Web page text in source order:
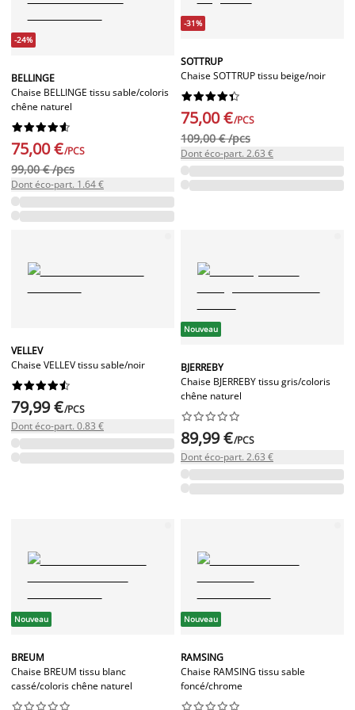
-24%
BELLINGE
Chaise BELLINGE tissu sable/coloris
chêne naturel






75,00 €/PCS
99,00 € /pcs
Dont éco-part. 1.64 €
-31%
SOTTRUP
Chaise SOTTRUP tissu beige/noir






75,00 €/PCS
109,00 € /pcs
Dont éco-part. 2.63 €
VELLEV
Chaise VELLEV tissu sable/noir






79,99 €/PCS
Dont éco-part. 0.83 €
Nouveau
BJERREBY
Chaise BJERREBY tissu gris/coloris
chêne naturel






89,99 €/PCS
Dont éco-part. 2.63 €
Nouveau
BREUM
Chaise BREUM tissu blanc
cassé/coloris chêne naturel






Nouveau
RAMSING
Chaise RAMSING tissu sable
foncé/chrome





